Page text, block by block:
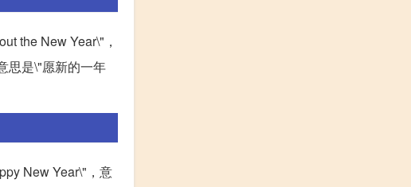
the New Year\"，
思是\"愿新的一年
New Year\"，意